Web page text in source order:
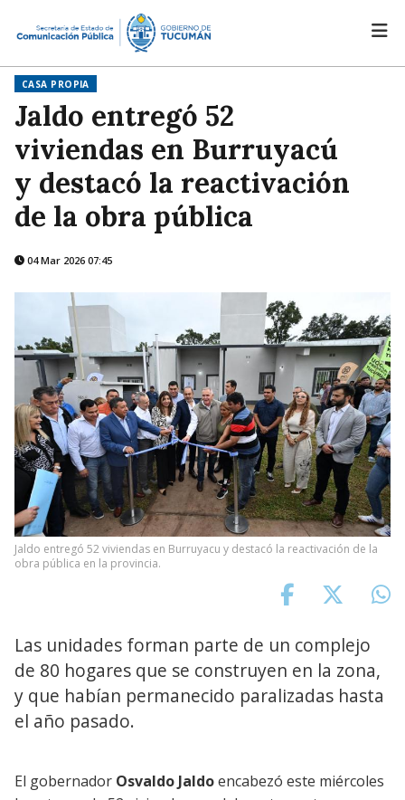
CASA PROPIA
Jaldo entregó 52
viviendas en Burruyacú
y destacó la reactivación
de la obra pública
04 Mar 2026 07:45
Jaldo entregó 52 viviendas en Burruyacu y destacó la reactivación de la
obra pública en la provincia.
Las unidades forman parte de un complejo
de 80 hogares que se construyen en la zona,
y que habían permanecido paralizadas hasta
el año pasado.
El gobernador Osvaldo Jaldoencabezó este miércoles